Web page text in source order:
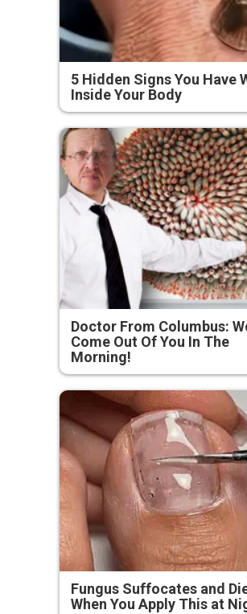
5 Hidden Signs You Have
Inside Your Body
Doctor From Columbus:
Come Out Of You In The
Morning!
Fungus Suffocates and
When You Apply This at